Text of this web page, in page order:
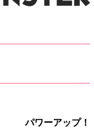
パワーアップ！